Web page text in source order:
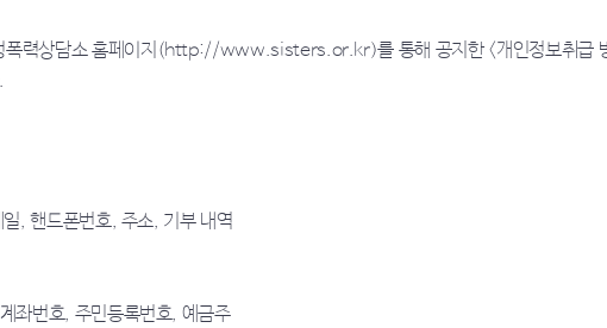
폭력상담소 홈페이지(http://www.sisters.or.kr)를 통해 공지한 <개인정보취급
, 핸드폰번호, 주소, 기부 내역
좌번호, 주민등록번호, 예금주